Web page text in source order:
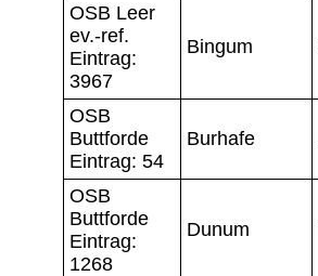
OSB Leer
ev.-ref.
Eintrag:
3967
Bingum
OSB
Buttforde
Eintrag: 54
Burhafe
OSB
Buttforde
Eintrag:
1268
Dunum